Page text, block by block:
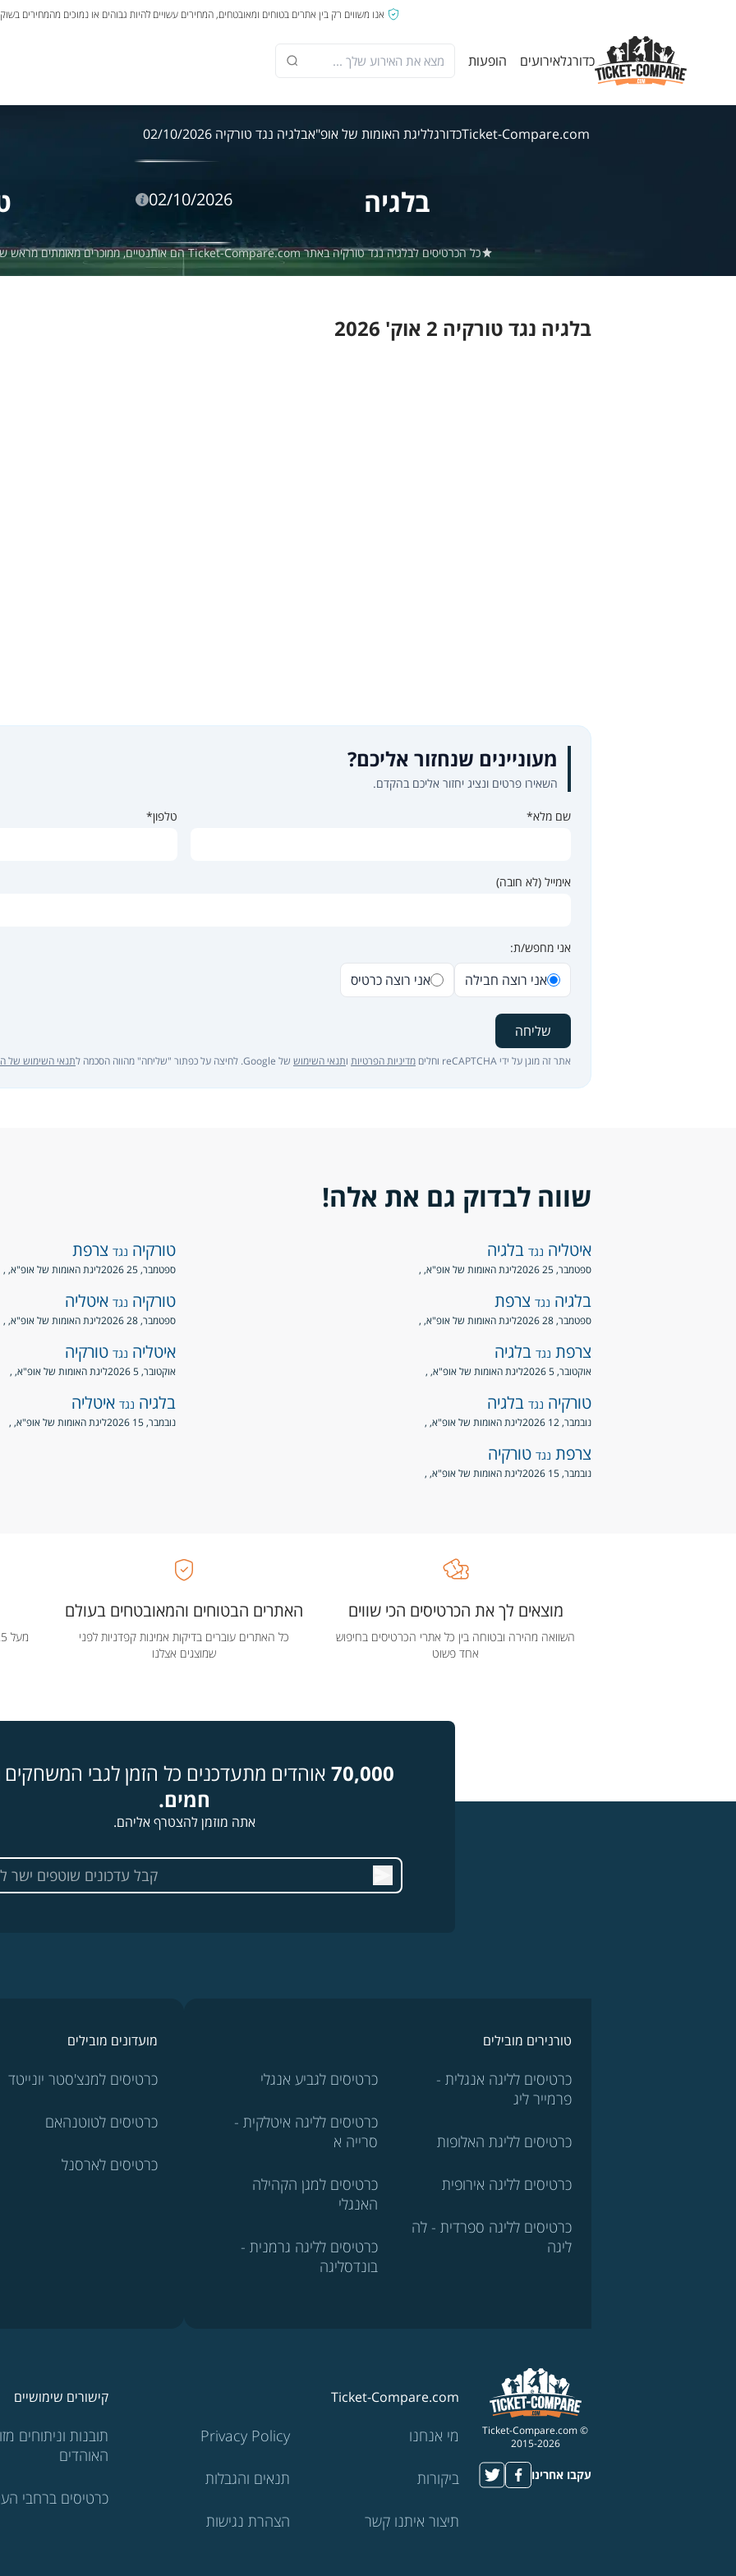
אנו משווים רק בין אתרים בטוחים ומאובטחים, המחירים עשויים להיות גבוהים או נמוכים מהמחירים
כדורגלאירועים הופעות
Ticket-Compare.comכדורגלליגת האומות של אופ"אבלגיה נגד טורקיה 02/10/2026
בלגיה 02/10/2026
כל הכרטיסים לבלגיה נגד טורקיה באתר Ticket-Compare.com הם אותנטיים, ממוכרים מאומתים מראש שמספקים אחריות של 100%.
בלגיה נגד טורקיה 2 אוק' 2026
מעוניינים שנחזור אליכם?
השאירו פרטים ונציג יחזור אליכם בהקדם.
שם מלא* טלפון*
אימייל (לא חובה)
אני מחפש/ת:
אני רוצה חבילה אני רוצה כרטיס
שליחה
אתר זה מוגן על ידי reCAPTCHA וחלים מדיניות הפרטיות ותנאי השימוש של Google. לחיצה על כפתור "שליחה" מהווה הסכמה ל תנאי השימוש של
שווה לבדוק גם את אלה!
איטליה נגד בלגיה
ספטמבר, 25 2026 ליגת האומות של אופ"א, ,
טורקיה נגד צרפת
ספטמבר, 25 2026 ליגת האומות של אופ"א, ,
בלגיה נגד צרפת
ספטמבר, 28 2026 ליגת האומות של אופ"א, ,
טורקיה נגד איטליה
ספטמבר, 28 2026 ליגת האומות של אופ"א, ,
צרפת נגד בלגיה
אוקטובר, 5 2026 ליגת האומות של אופ"א, ,
איטליה נגד טורקיה
אוקטובר, 5 2026 ליגת האומות של אופ"א, ,
טורקיה נגד בלגיה
נובמבר, 12 2026 ליגת האומות של אופ"א, ,
בלגיה נגד איטליה
נובמבר, 15 2026 ליגת האומות של אופ"א, ,
צרפת נגד טורקיה
נובמבר, 15 2026 ליגת האומות של אופ"א, ,
האתרים הבטוחים והמאובטחים בעולם
כל האתרים עוברים בדיקות אמינות קפדניות לפני
שמוצגים אצלנו
מוצאים לך את הכרטיסים הכי שווים
השוואה מהירה ובטוחה בין כל אתרי הכרטיסים בחיפוש
אחד פשוט
70,000 אוהדים מתעדכנים כל הזמן לגבי המשחקים
חמים.
אתה מוזמן להצטרף אליהם.
טורנירים מובילים
כרטיסים לליגה אנגלית -
פרמייר ליג
כרטיסים לליגת האלופות
כרטיסים לליגה אירופית
כרטיסים לליגה ספרדית - לה
ליגה
כרטיסים לגביע אנגלי
כרטיסים לליגה איטלקית -
סרייה א
כרטיסים למגן הקהילה
האנגלי
כרטיסים לליגה גרמנית -
בונדסליגה
מועדונים מובילים
כרטיסים למנצ'סטר יונייטד
כרטיסים לטוטנהאם
כרטיסים לארסנל
© Ticket-Compare.com
2015-2026
עקבו אחרינו
Ticket-Compare.com
מי אנחנו
ביקורות
תיצור איתנו קשר
Privacy Policy
תנאים והגבלות
הצהרת נגישות
קישורים שימושיים
תובנות וניתוחים
האוהדים
כרטיסים ברחבי